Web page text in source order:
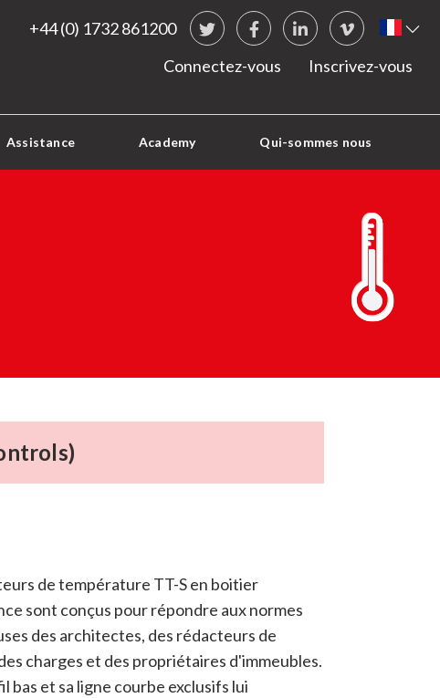
+44 (0) 1732 861200 Social Links
TwitterFacebookLinkedInvimeo
Assistance Academy Qui-sommes nous
Connectez-vous
Inscrivez-vous
de température TT-S en boitier
sont conçus pour répondre aux normes
des architectes, des rédacteurs de
charges et des propriétaires d'immeubles.
bas et sa ligne courbe exclusifs lui